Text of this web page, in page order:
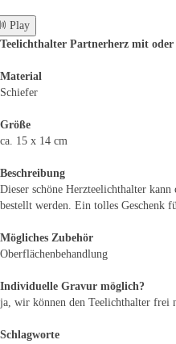
Play
Teelichthalter Partnerherz mit
Material
Schiefer
Größe
ca. 15 x 14 cm
Beschreibung
Dieser schöne Herzteelichthalter
bestellt werden. Ein tolles Geschenk
Mögliches Zubehör
Oberflächenbehandlung
Individuelle Gravur möglich?
ja, wir können den Teelichthalter frei
Schlagworte